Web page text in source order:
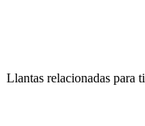
Llantas relacionadas para ti